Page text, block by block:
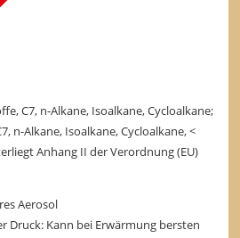
C7, n-Alkane, Isoalkane, Cycloalkane;
n-Alkane, Isoalkane, Cycloalkane, <
Anhang II der Verordnung (EU)
Aerosol
Druck: Kann bei Erwärmung bersten